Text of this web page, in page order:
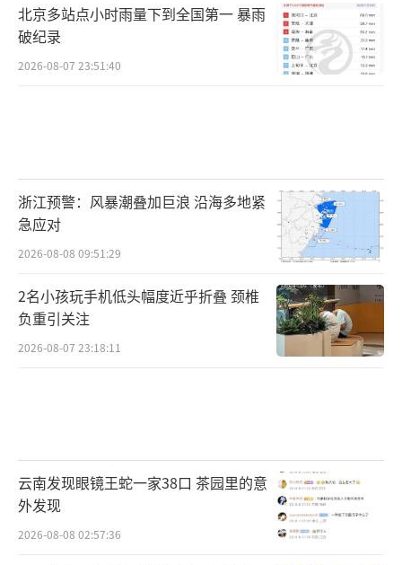
北京多站点小时雨量下到全国第一 暴雨
破纪录
2026-08-07 23:51:40
浙江预警：风暴潮叠加巨浪 沿海多地紧
急应对
2026-08-08 09:51:29
2名小孩玩手机低头幅度近乎折叠 颈椎
负重引关注
2026-08-07 23:18:11
云南发现眼镜王蛇一家38口 茶园里的意
外发现
2026-08-08 02:57:36